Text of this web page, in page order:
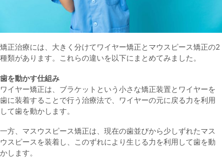
矯正治療には、大きく分けてワイヤー矯正とマウスピース矯正の2
種類があります。これらの違いを以下にまとめてみました。
歯を動かす仕組み
ワイヤー矯正は、ブラケットという小さな矯正装置とワイヤーを
歯に装着することで行う治療法で、ワイヤーの元に戻る力を利用
して歯を動かします。
一方、マスウスピース矯正は、現在の歯並びから少しずれたマス
ウスピースを装着し、このずれにより生じる力を利用して歯を動
かします。